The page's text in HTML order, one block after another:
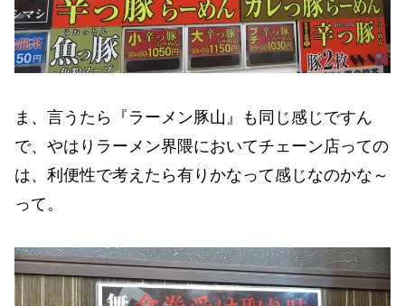
ま、言うたら『ラーメン豚山』も同じ感じですん
で、やはりラーメン界隈においてチェーン店っての
は、利便性で考えたら有りかなって感じなのかな～
って。